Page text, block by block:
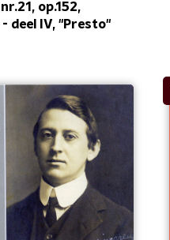
op.152,
deel IV, "Presto"